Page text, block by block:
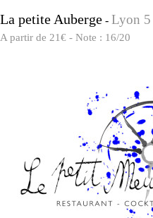
La petite Auberge - Lyon 5
A partir de 21€ - Note : 16/20